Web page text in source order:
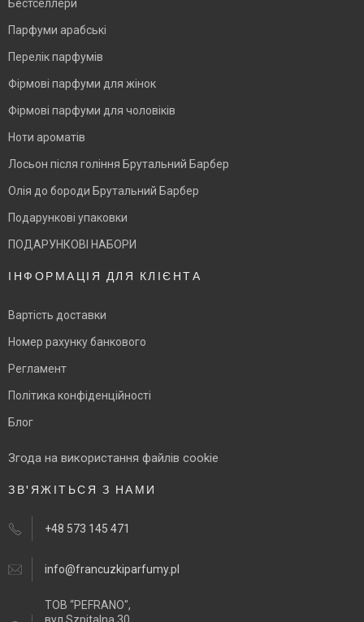
Бестселлери
Парфуми арабські
Перелік парфумів
Фірмові парфуми для жінок
Фірмові парфуми для чоловіків
Ноти ароматів
Лосьон після гоління Брутальний Барбер
Олія до бороди Брутальний Барбер
Подарункові упаковки
ПОДАРУНКОВІ НАБОРИ
ІНФОРМАЦІЯ ДЛЯ КЛІЄНТА
Вартість доставки
Номер рахунку банкового
Регламент
Політика конфіденційності
Блог
Згода на використання файлів cookie
ЗВ'ЯЖІТЬСЯ З НАМИ
+48 573 145 471
info@francuzkiparfumy.pl
ТОВ “PEFRANO",